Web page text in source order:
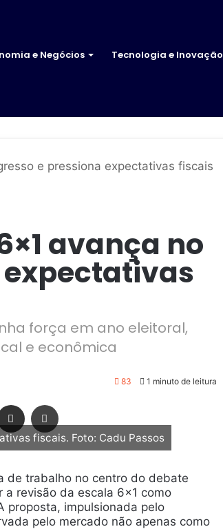
e Negócios Tecnologia e Inovação
e pressiona expectativas fiscais
avança no
expectativas
força em ano eleitoral,
e econômica
83 1 minuto de leitura
fiscais. Foto: Cadu Passos
de trabalho no centro do debate
revisão da escala 6×1 como
proposta, impulsionada pelo
pelo mercado não apenas como